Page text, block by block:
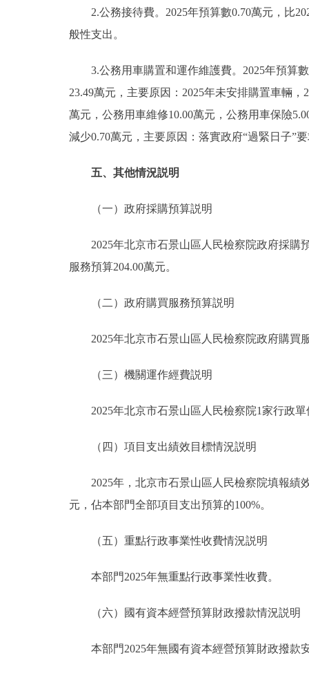
2.公務接待費。2025年預算數0.70萬元，比
般性支出。
3.公務用車購置和運作維護費。2025年預算數
23.49萬元，主要原因：2025年未安排購置車輛
萬元，公務用車維修10.00萬元，公務用車保險
減少0.70萬元，主要原因：落實政府“過緊日子”
五、其他情況説明
（一）政府採購預算説明
2025年北京市石景山區人民檢察院政府採購預
服務預算204.00萬元。
（二）政府購買服務預算説明
2025年北京市石景山區人民檢察院政府購買
（三）機關運作經費説明
2025年北京市石景山區人民檢察院1家行政單
（四）項目支出績效目標情況説明
2025年，北京市石景山區人民檢察院填報績效
元，佔本部門全部項目支出預算的100%。
（五）重點行政事業性收費情況説明
本部門2025年無重點行政事業性收費。
（六）國有資本經營預算財政撥款情況説明
本部門2025年無國有資本經營預算財政撥款